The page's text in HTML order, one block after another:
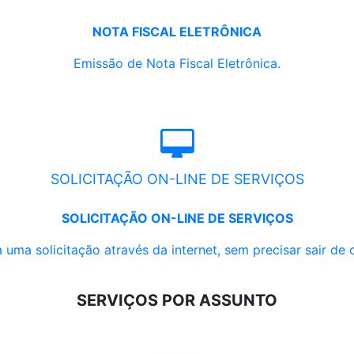
NOTA FISCAL ELETRÔNICA
Emissão de Nota Fiscal Eletrônica.
SOLICITAÇÃO ON-LINE DE SERVIÇOS
SOLICITAÇÃO ON-LINE DE SERVIÇOS
uma solicitação através da internet, sem precisar sair de
SERVIÇOS POR ASSUNTO